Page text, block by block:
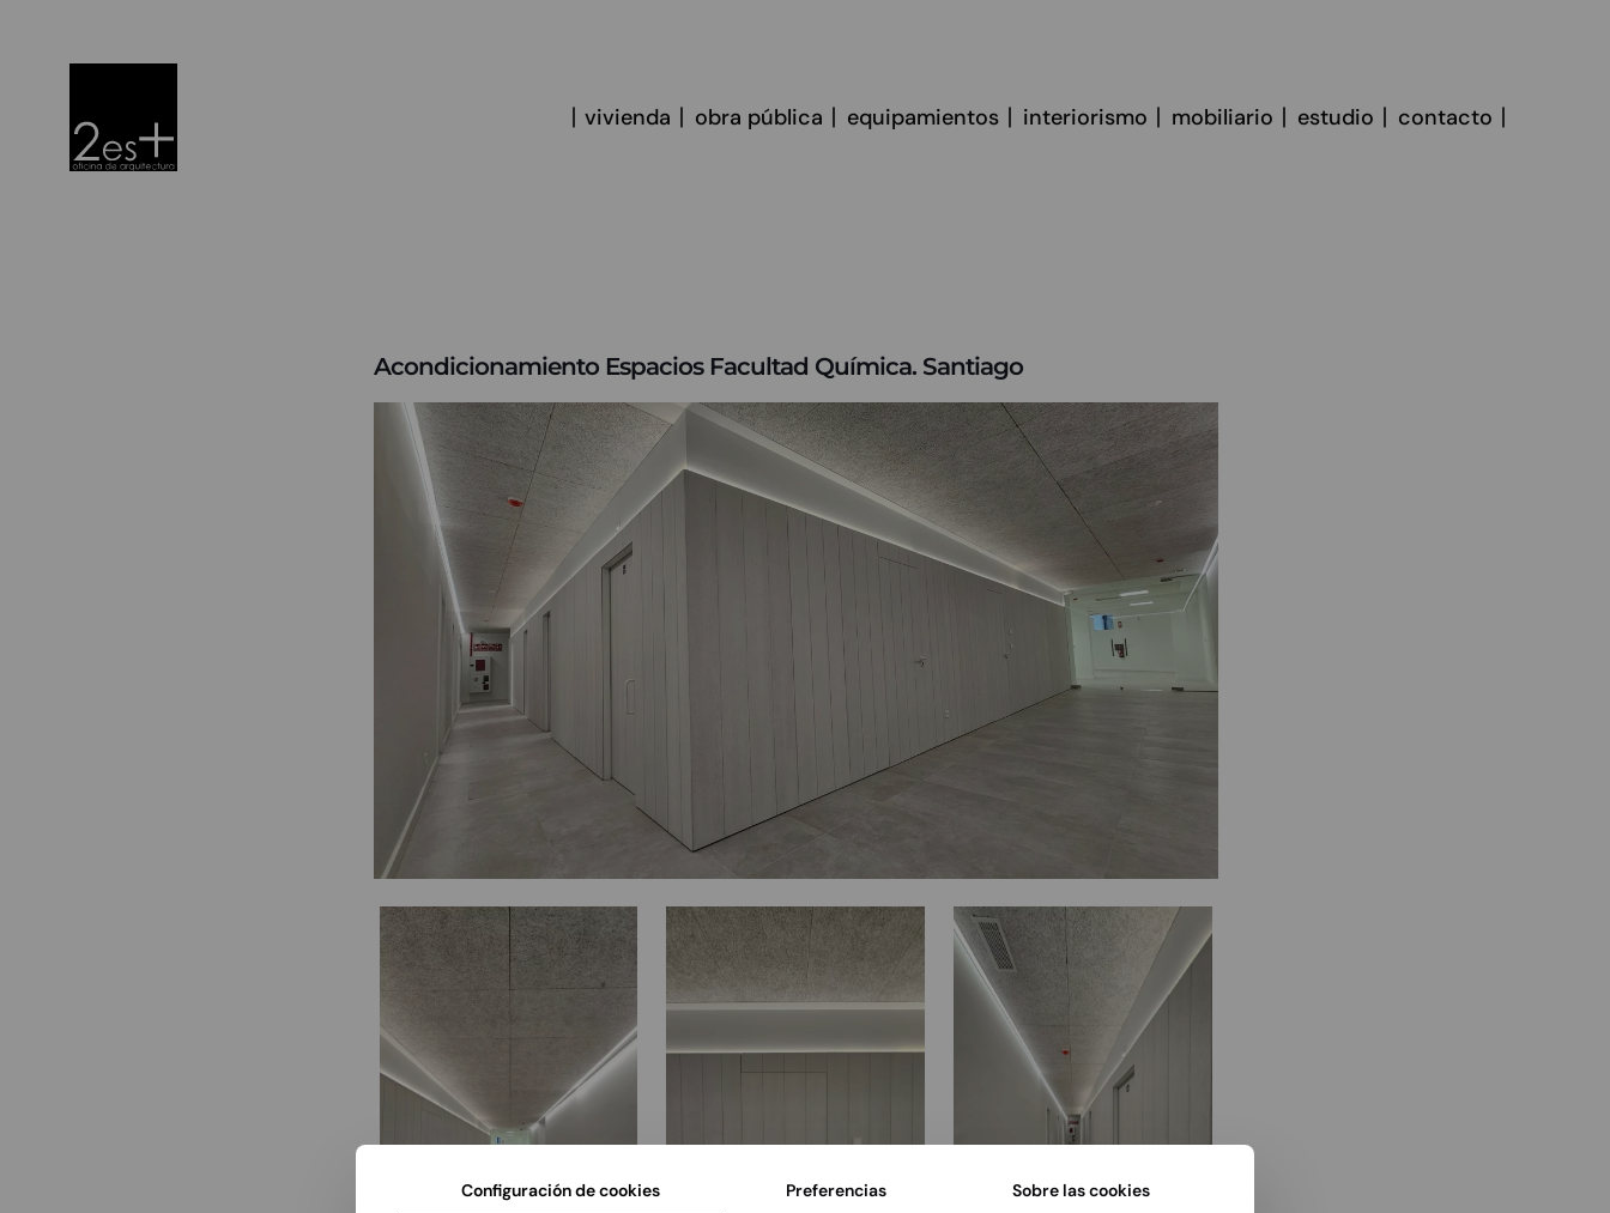
vivienda obra pública equipamientos interiorismo mobiliario estudio contacto
Acondicionamiento Espacios Facultad Química. Santiago
Configuración de cookies Preferencias Sobre lascookies